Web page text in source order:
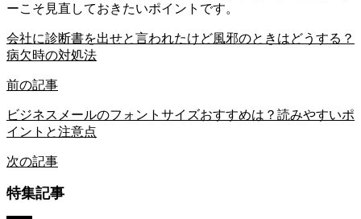
ーこそ見直しておきたいポイントです。
会社に診断書を出せと言われたけど風邪のときはどうする？
病欠時の対処法
前の記事
ビジネスメールのフォントサイズおすすめは？読みやすいポ
イントと注意点
次の記事
特集記事